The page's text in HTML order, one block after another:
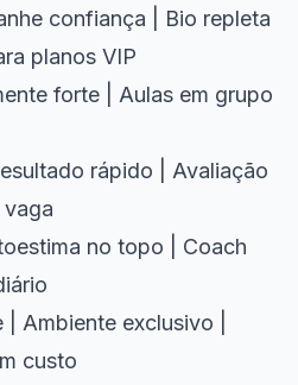
confiança | Bio repleta
planos VIP
forte | Aulas em grupo
rápido | Avaliação
vaga
no topo | Coach
Ambiente exclusivo |
custo